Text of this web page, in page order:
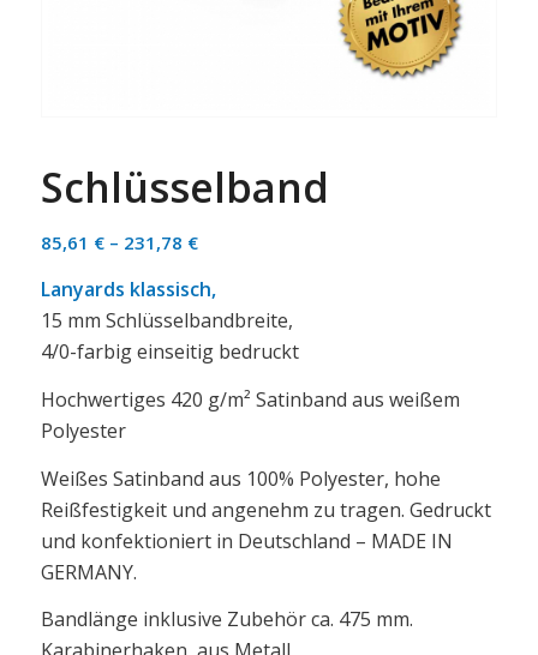
Schlüsselband
85,61 €– 231,78 €
Lanyards klassisch,
15 mm Schlüsselbandbreite,
4/0-farbig einseitig bedruckt
Hochwertiges 420 g/m² Satinband aus weißem
Polyester
Weißes Satinband aus 100% Polyester, hohe
Reißfestigkeit und angenehm zu tragen. Gedruckt
und konfektioniert in Deutschland – MADE IN
GERMANY.
Bandlänge inklusive Zubehör ca. 475 mm.